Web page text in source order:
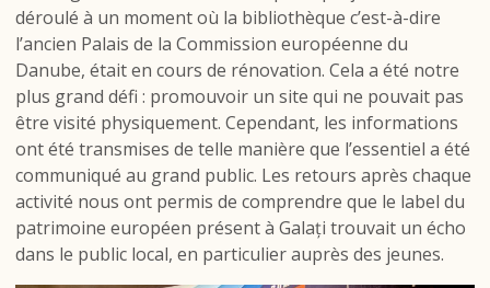
déroulé à un moment où la bibliothèque c’est-à-dire
l’ancien Palais de la Commission européenne du
Danube, était en cours de rénovation. Cela a été notre
plus grand défi : promouvoir un site qui ne pouvait pas
être visité physiquement. Cependant, les informations
ont été transmises de telle manière que l’essentiel a été
communiqué au grand public. Les retours après chaque
activité nous ont permis de comprendre que le label du
patrimoine européen présent à Galați trouvait un écho
dans le public local, en particulier auprès des jeunes.